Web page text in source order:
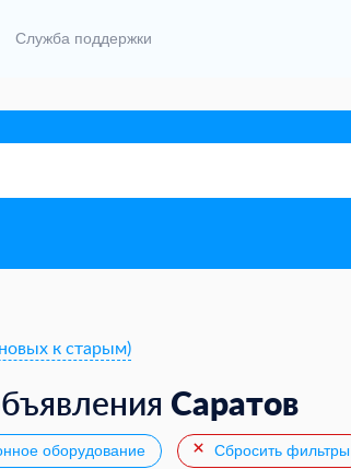
Служба поддержки
к старым)
Саратов
оборудование Сбросить фильтры